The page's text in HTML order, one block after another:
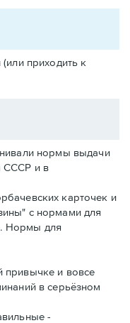
приходить к
нормы выдачи
СССР и в
карточек и
с нормами для
Нормы для
привычке и вовсе
в серьёзном
-